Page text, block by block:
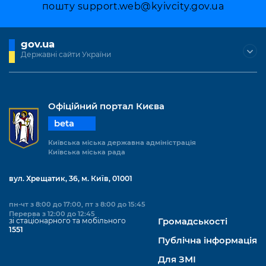
Підприємства, установи, організації
Kyiv International Relations
Річні звіти
Безбар'єрність
Київська міська військова адміністрація
Безбар'єрність
Важливе під час воєнного стану
Уряд» – місцевий рівень»
Про відкриті дані
Публічні дашборди
пошту support.web@kyivcity.gov.ua
gov.ua
Державні сайти України
Офіційний портал Києва
beta
Київська міська державна адміністрація
Київська міська рада
вул. Хрещатик, 36, м. Київ, 01001
пн-чт з 8:00 до 17:00, пт з 8:00 до 15:45
Перерва з 12:00 до 12:45
зі стаціонарного та мобільного
1551
Громадськості
Публічна інформація
Для ЗМІ